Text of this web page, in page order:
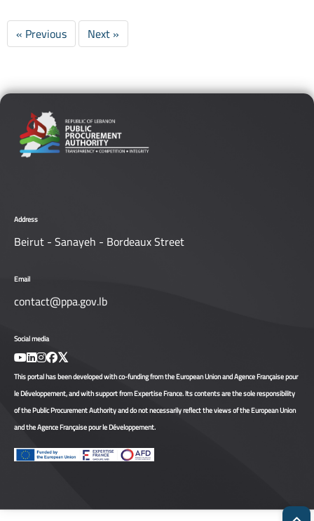
« Previous Next »
Address
Beirut - Sanayeh - Bordeaux Street
Email
contact@ppa.gov.lb
Social media
This portal has been developed with co-funding from the European Union and Agence Française pour
le Développement, and with support from Expertise France. Its contents are the sole responsibility
of the Public Procurement Authority and do not necessarily reflect the views of the European Union
and the Agence Française pour le Développement.